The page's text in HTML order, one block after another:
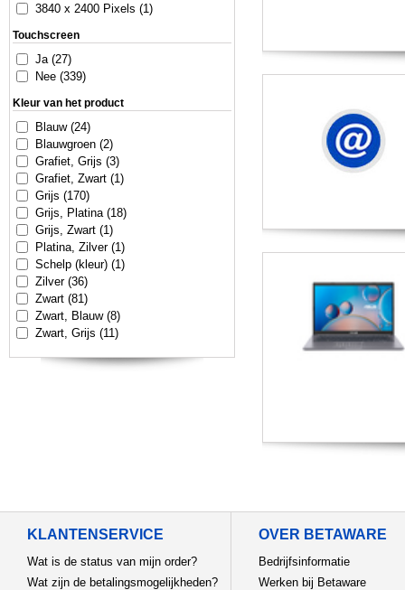
3840 x 2400 Pixels (1)
Touchscreen
Ja (27)
Nee (339)
Kleur van het product
Blauw (24)
Blauwgroen (2)
Grafiet, Grijs (3)
Grafiet, Zwart (1)
Grijs (170)
Grijs, Platina (18)
Grijs, Zwart (1)
Platina, Zilver (1)
Schelp (kleur) (1)
Zilver (36)
Zwart (81)
Zwart, Blauw (8)
Zwart, Grijs (11)
KLANTENSERVICE
Wat is de status van mijn order?
Wat zijn de betalingsmogelijkheden?
OVER BETAWARE
Bedrijfsinformatie
Werken bij Betaware